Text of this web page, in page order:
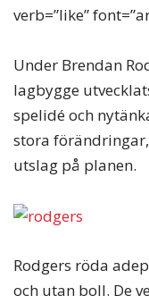
verb=”like”
Under Brendan
lagbygge
spelidé och
stora
utslag på planen.
Rodgers röda
och utan boll. De